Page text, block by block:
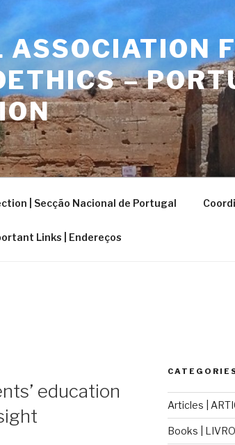
–
| Secção Nacional de Portugal
Links | Endereços
education
Articles |
Books |